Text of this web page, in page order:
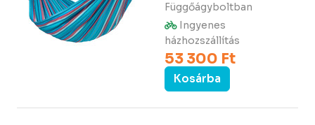
Függőágyboltban
Ingyenes
házhozszállítás
53 300 Ft
Kosárba